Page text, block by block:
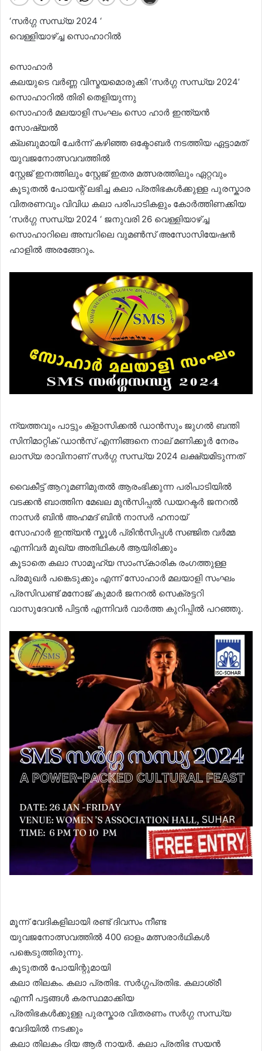
‘സർഗ്ഗ സന്ധ്യ 2024 ‘
വെള്ളിയാഴ്ച്ച സൊഹാറിൽ
സൊഹാർ
കലയുടെ വർണ്ണ വിസ്മയമൊരുക്കി ‘സർഗ്ഗ സന്ധ്യ 2024’
സൊഹാറിൽ തിരി തെളിയുന്നു
സൊഹാർ മലയാളി സംഘം സൊ ഹാർ ഇന്ത്യൻ
സോഷ്യൽ
ക്ലബുമായി ചേർന്ന് കഴിഞ്ഞ ഒക്ടോബർ നടത്തിയ ഏട്ടാമത്
യുവജനോത്സവവത്തിൽ
സ്റ്റേജ് ഇനത്തിലും സ്റ്റേജ് ഇതര മത്സരത്തിലും ഏറ്റവും
കൂടുതൽ പോയന്റ് ലഭിച്ച കലാ പ്രതിഭകൾക്കുള്ള പുരസ്കാര
വിതരണവും വിവിധ കലാ പരിപാടികളും കോർത്തിണക്കിയ
‘സർഗ്ഗ സന്ധ്യ 2024 ‘ ജനുവരി 26 വെള്ളിയാഴ്ച്ച
സൊഹാറിലെ അമ്പറിലെ വുമൺസ് അസോസിയേഷൻ
ഹാളിൽ അരങ്ങേറും.
ന്യത്തവും പാട്ടും ക്‌ളാസിക്കൽ ഡാൻസും ജുഗൽ ബന്തി
സിനിമാറ്റിക് ഡാൻസ് എന്നിങ്ങനെ നാല് മണിക്കൂർ നേരം
ലാസ്യ രാവിനാണ് സർഗ്ഗ സന്ധ്യ 2024 ലക്ഷ്യമിടുന്നത്
വൈകീട്ട് ആറുമണിമുതൽ ആരംഭിക്കുന്ന പരിപാടിയിൽ
വടക്കൻ ബാത്തിന മേഖല മുൻസിപ്പൽ ഡയറക്ടർ ജനറൽ
നാസർ ബിൻ അഹമദ്‌ ബിൻ നാസർ ഹനായ്
സോഹാർ ഇന്ത്യൻ സ്കൂൾ പ്രിൻസിപ്പൾ സഞ്ജിത വർമ്മ
എന്നിവർ മുഖ്യ അതിഥികൾ ആയിരിക്കും
കൂടാതെ കലാ സാമൂഹ്യ സാംസ്‌കാരിക രംഗത്തുള്ള
പ്രമുഖർ പങ്കെടുക്കും എന്ന് സോഹാർ മലയാളി സംഘം
പ്രസിഡണ്ട്‌ മനോജ്‌ കുമാർ ജനറൽ സെക്രട്ടറി
വാസുദേവൻ പിട്ടൻ എന്നിവർ വാർത്ത കുറിപ്പിൽ പറഞ്ഞു.
മൂന്ന് വേദികളിലായി രണ്ട് ദിവസം നീണ്ട
യുവജനോത്സവത്തിൽ 400 ഓളം മത്സരാർഥികൾ
പങ്കെടുത്തിരുന്നു.
കൂടുതൽ പോയിന്റുമായി
കലാ തിലകം. കലാ പ്രതിഭ. സർഗ്ഗപ്രതിഭ. കലാശ്രീ
എന്നീ പട്ടങ്ങൾ കരസ്ഥമാക്കിയ
പ്രതിഭകൾക്കുള്ള പുരസ്കാര വിതരണം സർഗ്ഗ സന്ധ്യ
വേദിയിൽ നടക്കും
കലാ തിലകം ദിയ ആർ നായർ. കലാ പ്രതിഭ സയൻ